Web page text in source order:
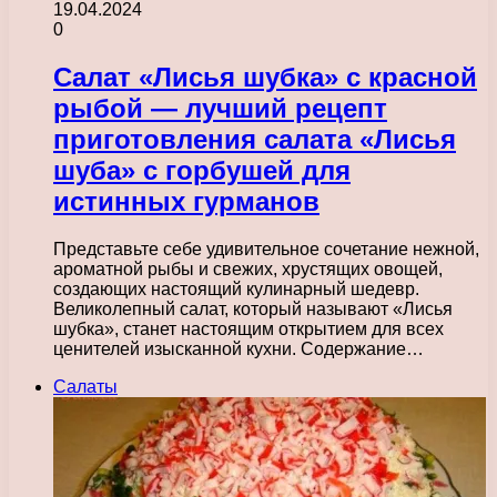
19.04.2024
0
Салат «Лисья шубка» с красной
рыбой — лучший рецепт
приготовления салата «Лисья
шуба» с горбушей для
истинных гурманов
Представьте себе удивительное сочетание нежной,
ароматной рыбы и свежих, хрустящих овощей,
создающих настоящий кулинарный шедевр.
Великолепный салат, который называют «Лисья
шубка», станет настоящим открытием для всех
ценителей изысканной кухни. Содержание…
Салаты